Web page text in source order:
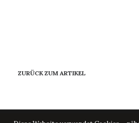
ZURÜCK ZUM ARTIKEL